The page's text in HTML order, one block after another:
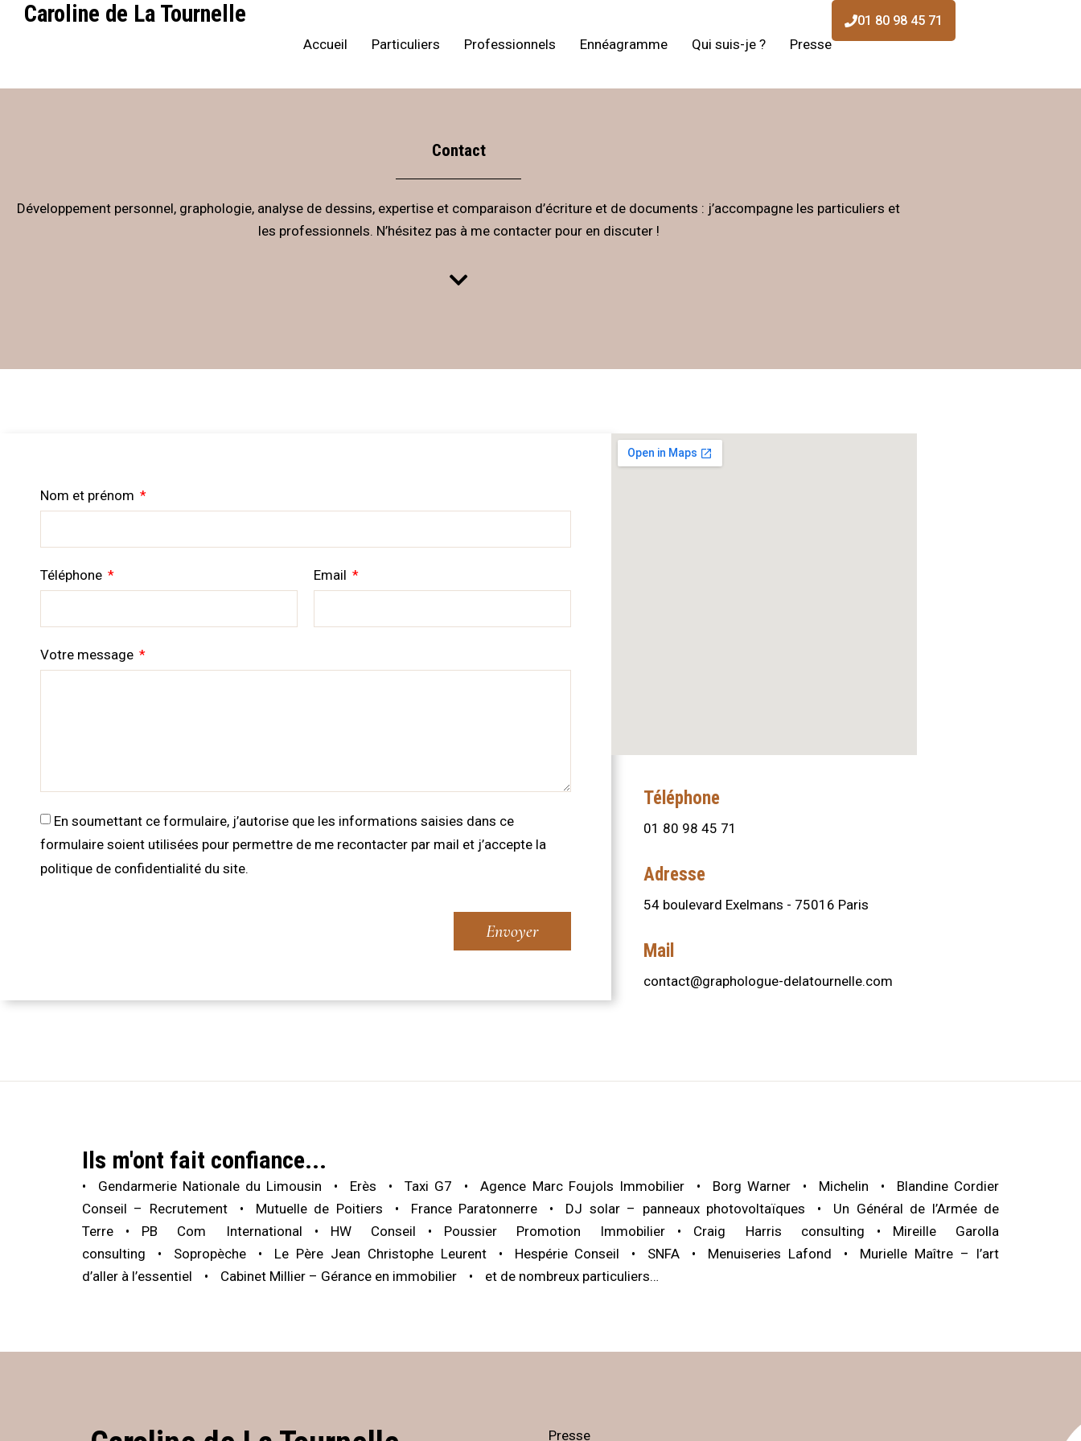
Caroline de La Tournelle
Accueil Particuliers Professionnels Ennéagramme Qui suis-je ? Presse
01 80 98 45 71
Contact
Développement personnel, graphologie, analyse de dessins, expertise et comparaison d’écriture et de documents : j’accompagne les particuliers et
les professionnels. N’hésitez pas à me contacter pour en discuter !
Nom et prénom
Téléphone Email
Votre message
En soumettant ce formulaire, j’autorise que les informations saisies dans ce
formulaire soient utilisées pour permettre de me recontacter par mail et j’accepte la
politique de confidentialité du site.
Envoyer
Téléphone
01 80 98 45 71
Adresse
54 boulevard Exelmans - 75016 Paris
Mail
contact@graphologue-delatournelle.com
Ils m'ont fait confiance...
Gendarmerie Nationale du Limousin Erès Taxi G7 Agence Marc Foujols Immobilier Borg Warner Michelin
Blandine Cordier
Conseil – Recrutement
Mutuelle de Poitiers France Paratonnerre DJ solar – panneaux photovoltaïques
Un Général de l’Armée de
Terre
PB Com International HW Conseil Poussier Promotion Immobilier Craig Harris consulting
Mireille Garolla
consulting
Sopropèche Le Père Jean Christophe Leurent Hespérie Conseil SNFA Menuiseries Lafond
Murielle Maître – l’art
d’aller à l’essentiel
Cabinet Millier – Gérance en immobilier et de nombreux particuliers…
Presse